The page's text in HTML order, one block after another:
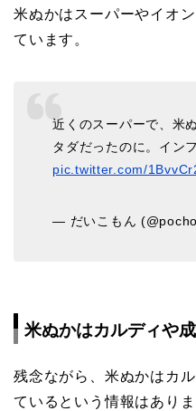
米ぬかはスーパーやイオ
ています。
近くのスーパーで、米
タダだったのに。イン
pic.twitter.com/
— だいこもん
米ぬかはカルディや
残念ながら、米ぬかはカ
ているという情報はありま